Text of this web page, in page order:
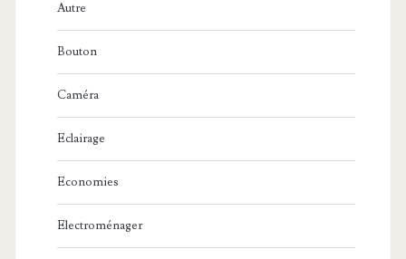
Autre
Bouton
Caméra
Eclairage
Economies
Electroménager